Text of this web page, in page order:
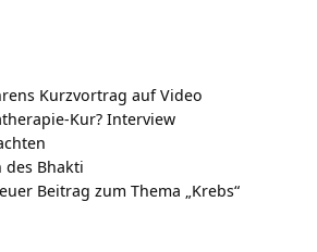
Kurzvortrag auf Video
Kur? Interview
des Bhakti
Beitrag zum Thema „Krebs“